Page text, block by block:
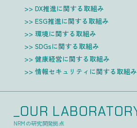
DX推進に関する取組み
ESG推進に関する取組み
環境に関する取組み
SDGsに関する取組み
健康経営に関する取組み
情報セキュリティに関する取組み
_OUR
NRMの研究開発拠点